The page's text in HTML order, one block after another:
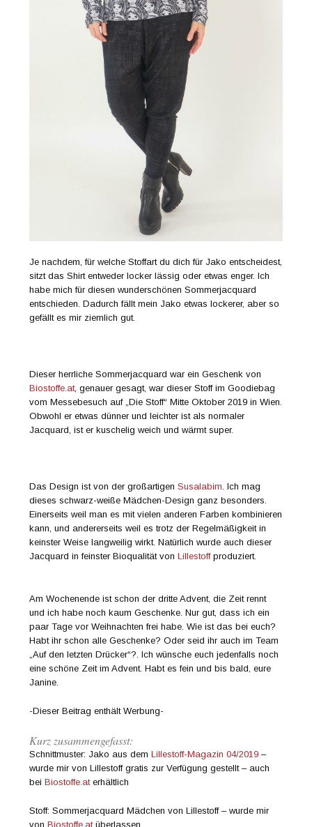
Je nachdem, für welche Stoffart du dich für Jako entscheidest,
sitzt das Shirt entweder locker lässig oder etwas enger. Ich
habe mich für diesen wunderschönen Sommerjacquard
entschieden. Dadurch fällt mein Jako etwas lockerer, aber so
gefällt es mir ziemlich gut.
Dieser herrliche Sommerjacquard war ein Geschenk von
Biostoffe.at, genauer gesagt, war dieser Stoff im Goodiebag
vom Messebesuch auf „Die Stoff“ Mitte Oktober 2019 in Wien.
Obwohl er etwas dünner und leichter ist als normaler
Jacquard, ist er kuschelig weich und wärmt super.
Das Design ist von der großartigenSusalabim. Ich mag
dieses schwarz-weiße Mädchen-Design ganz besonders.
Einerseits weil man es mit vielen anderen Farben kombinieren
kann, und andererseits weil es trotz der Regelmäßigkeit in
keinster Weise langweilig wirkt. Natürlich wurde auch dieser
Jacquard in feinster Bioqualität vonLillestoffproduziert.
Am Wochenende ist schon der dritte Advent, die Zeit rennt
und ich habe noch kaum Geschenke. Nur gut, dass ich ein
paar Tage vor Weihnachten frei habe. Wie ist das bei euch?
Habt ihr schon alle Geschenke? Oder seid ihr auch im Team
„Auf den letzten Drücker“?. Ich wünsche euch jedenfalls noch
eine schöne Zeit im Advent. Habt es fein und bis bald, eure
Janine.
-Dieser Beitrag enthält Werbung-
Kurz zusammengefasst:
Schnittmuster: Jako aus demLillestoff-Magazin 04/2019 –
wurde mir von Lillestoff gratis zur Verfügung gestellt – auch
beiBiostoffe.aterhältlich
Stoff: Sommerjacquard Mädchen von Lillestoff – wurde mir
vonBiostoffe.atüberlassen